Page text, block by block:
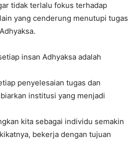
tidak terlalu fokus terhadap
yang cenderung menutupi tugas
insan Adhyaksa adalah
penyelesaian tugas dan
institusi yang menjadi
kita sebagai individu semakin
bekerja dengan tujuan